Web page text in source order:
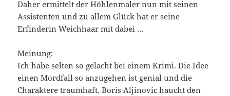
Daher ermittelt der Höhlenmaler nun mit seinen
Assistenten und zu allem Glück hat er seine
Erfinderin Weichhaar mit dabei …
Meinung:
Ich habe selten so gelacht bei einem Krimi. Die Idee
einen Mordfall so anzugehen ist genial und die
Charaktere traumhaft. Boris Aljinovic haucht den